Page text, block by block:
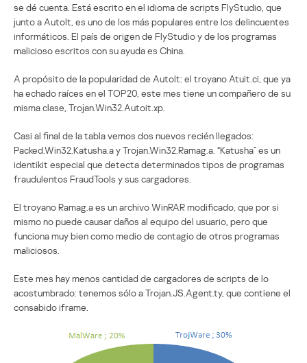
se dé cuenta. Está escrito en el idioma de scripts FlyStudio, que
junto a AutoIt, es uno de los más populares entre los delincuentes
informáticos. El país de origen de FlyStudio y de los programas
malicioso escritos con su ayuda es China.
A propósito de la popularidad de AutoIt: el troyano Atuit.ci, que ya
ha echado raíces en el TOP20, este mes tiene un compañero de su
misma clase, Trojan.Win32.Autoit.xp.
Casi al final de la tabla vemos dos nuevos recién llegados:
Packed.Win32.Katusha.a y Trojan.Win32.Ramag.a. “Katusha” es un
identikit especial que detecta determinados tipos de programas
fraudulentos FraudTools y sus cargadores.
El troyano Ramag.a es un archivo WinRAR modificado, que por si
mismo no puede causar daños al equipo del usuario, pero que
funciona muy bien como medio de contagio de otros programas
maliciosos.
Este mes hay menos cantidad de cargadores de scripts de lo
acostumbrado: tenemos sólo a Trojan.JS.Agent.ty, que contiene el
consabido iframe.